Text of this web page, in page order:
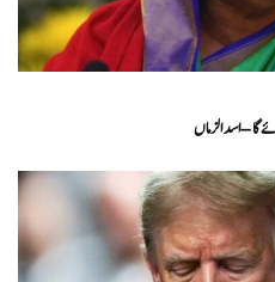
گا – اسد الزماں